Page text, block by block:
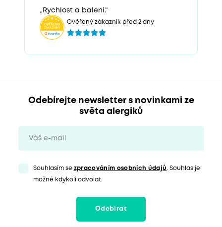
„Rychlost a balení.“
Ověřený zákazník před 2 dny
Odebírejte newsletter s novinkami ze
světa alergiků
Souhlasím se zpracováním osobních údajů. Souhlas je
možné kdykoli odvolat.
Odebírat